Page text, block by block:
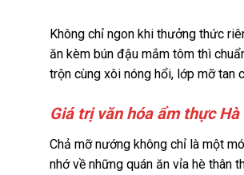
Không chỉ ngon khi thưởng thức
ăn kèm bún đậu mắm tôm thì
trộn cùng xôi nóng hổi, lớp mỡ tan
Giá trị văn hóa ẩm thực Hà
Chả mỡ nướng không chỉ là một
nhớ về những quán ăn vỉa hè thân